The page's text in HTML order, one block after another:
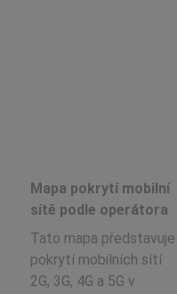
Mapa pokrytí mobilní
sítě podle operátora
Tato mapa představuje
pokrytí mobilních sítí
2G, 3G, 4G a 5G v